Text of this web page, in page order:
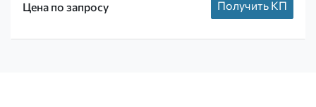
Цена по запросу Получить КП